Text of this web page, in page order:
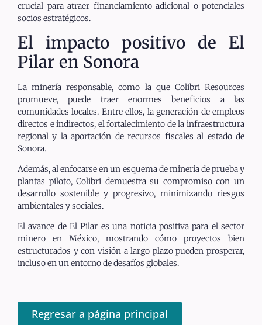
crucial para atraer financiamiento adicional o potenciales
socios estratégicos.
El impacto positivo de El
Pilar en Sonora
La minería responsable, como la que Colibri Resources
promueve, puede traer enormes beneficios a las
comunidades locales. Entre ellos, la generación de empleos
directos e indirectos, el fortalecimiento de la infraestructura
regional y la aportación de recursos fiscales al estado de
Sonora.
Además, al enfocarse en un esquema de minería de prueba y
plantas piloto, Colibri demuestra su compromiso con un
desarrollo sostenible y progresivo, minimizando riesgos
ambientales y sociales.
El avance de El Pilar es una noticia positiva para el sector
minero en México, mostrando cómo proyectos bien
estructurados y con visión a largo plazo pueden prosperar,
incluso en un entorno de desafíos globales.
Regresar a página principal